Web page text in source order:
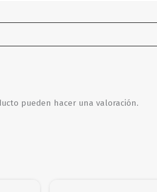
pueden hacer una valoración.